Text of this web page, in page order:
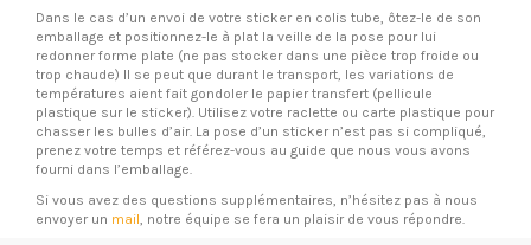
Dans le cas d’un envoi de votre sticker en colis tube, ôtez-le de son
emballage et positionnez-le à plat la veille de la pose pour lui
redonner forme plate (ne pas stocker dans une pièce trop froide ou
trop chaude) Il se peut que durant le transport, les variations de
températures aient fait gondoler le papier transfert (pellicule
plastique sur le sticker). Utilisez votre raclette ou carte plastique pour
chasser les bulles d’air. La pose d’un sticker n’est pas si compliqué,
prenez votre temps et référez-vous au guide que nous vous avons
fourni dans l’emballage.
Si vous avez des questions supplémentaires, n’hésitez pas à nous
envoyer un mail , notre équipe se fera un plaisir de vous répondre.